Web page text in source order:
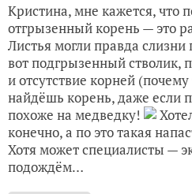
Кристина, мне кажется, что
отгрызенный корень — это
Листья могли правда
вот подгрызенный стволик,
и отсутствие корней
найдёшь корень, даже если
похоже на медведку!
конечно, а по это такая
Хотя может специалисты —
подождём…